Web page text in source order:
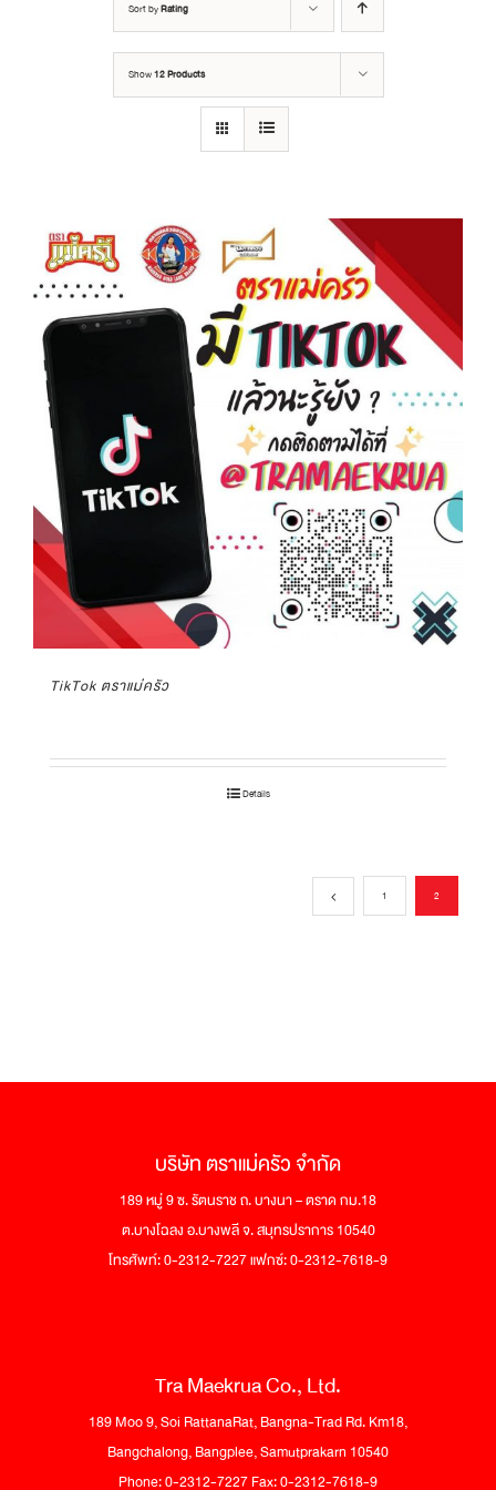
Sort byRating
Show12 Products
TikTok ตราแม่ครัว
Details
1 2
บริษัท ตราแม่ครัว จำกัด
189 หมู่ 9 ซ. รัตนราช ถ. บางนา – ตราด กม.18
ต.บางโฉลง อ.บางพลี จ. สมุทรปราการ 10540
โทรศัพท์: 0-2312-7227 แฟกซ์: 0-2312-7618-9
Tra Maekrua Co., Ltd.
189 Moo 9, Soi RattanaRat, Bangna-Trad Rd. Km18,
Bangchalong, Bangplee, Samutprakarn 10540
Phone: 0-2312-7227 Fax: 0-2312-7618-9